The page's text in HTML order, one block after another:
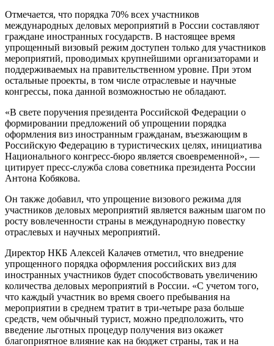
Отмечается, что порядка 70% всех участников
международных деловых мероприятий в России составляют
граждане иностранных государств. В настоящее время
упрощенный визовый режим доступен только для участников
мероприятий, проводимых крупнейшими организаторами и
поддерживаемых на правительственном уровне. При этом
остальные проекты, в том числе отраслевые и научные
конгрессы, пока данной возможностью не обладают.
«В свете поручения президента Российской Федерации о
формировании предложений об упрощении порядка
оформления виз иностранным гражданам, въезжающим в
Российскую Федерацию в туристических целях, инициатива
Национального конгресс-бюро является своевременной», —
цитирует пресс-служба слова советника президента России
Антона Кобякова.
Он также добавил, что упрощение визового режима для
участников деловых мероприятий является важным шагом по
росту вовлеченности страны в международную повестку
отраслевых и научных мероприятий.
Директор НКБ Алексей Калачев отметил, что внедрение
упрощенного порядка оформления российских виз для
иностранных участников будет способствовать увеличению
количества деловых мероприятий в России. «С учетом того,
что каждый участник во время своего пребывания на
мероприятии в среднем тратит в три-четыре раза больше
средств, чем обычный турист, можно предположить, что
введение льготных процедур получения виз окажет
благоприятное влияние как на бюджет страны, так и на